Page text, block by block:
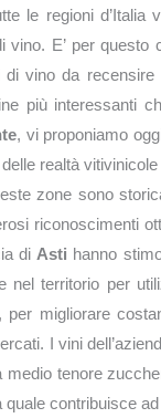
le regioni d’Italia
vino. E’ per questo
di vino da recensire
più interessanti
, vi proponiamo
realtà
zone sono
riconoscimenti
di Asti hanno
nel territorio per
per migliorare
I vini
medio tenore
quale contribuisce